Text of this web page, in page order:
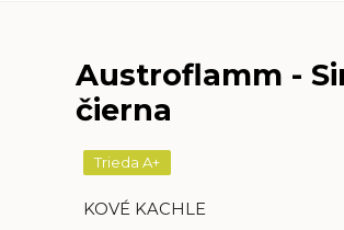
Austroflamm -
čierna
Trieda A+
KOVÉ KACHLE